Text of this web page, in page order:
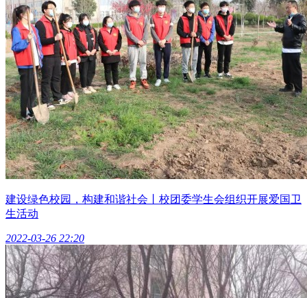
建设绿色校园，构建和谐社会丨校团委学生会组织开展爱国卫
生活动
2022-03-26 22:20